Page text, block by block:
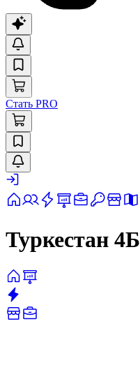
Стать PRO
Туркестан 4Б